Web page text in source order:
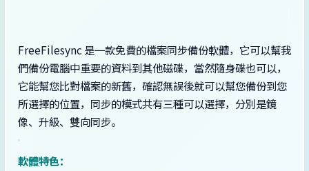
FreeFilesync 是一款免費的檔案同步備份軟體，它可以幫我
們備份電腦中重要的資料到其他磁碟，當然隨身碟也可以，
它能幫您比對檔案的新舊，確認無誤後就可以幫您備份到您
所選擇的位置，同步的模式共有三種可以選擇，分別是鏡
像、升級、雙向同步。
軟體特色：